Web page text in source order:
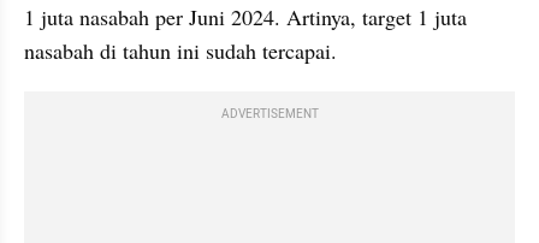
1 juta nasabah per Juni 2024. Artinya, target 1 juta
nasabah di tahun ini sudah tercapai.
ADVERTISEMENT